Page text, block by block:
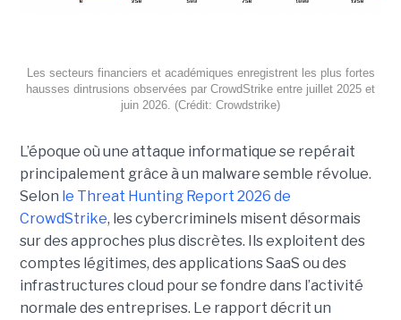
Les secteurs financiers et académiques enregistrent les plus fortes
hausses dintrusions observées par CrowdStrike entre juillet 2025 et
juin 2026. (Crédit: Crowdstrike)
L’époque où une attaque informatique se repérait
principalement grâce à un malware semble révolue.
Selon le Threat Hunting Report 2026 de
CrowdStrike, les cybercriminels misent désormais
sur des approches plus discrètes. Ils exploitent des
comptes légitimes, des applications SaaS ou des
infrastructures cloud pour se fondre dans l’activité
normale des entreprises. Le rapport décrit un